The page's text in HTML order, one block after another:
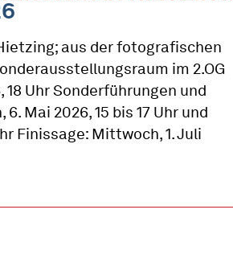
aus der fotografischen
im 2.OG
Uhr Sonderführungen und
Mai 2026, 15 bis 17 Uhr und
Finissage: Mittwoch, 1. Juli